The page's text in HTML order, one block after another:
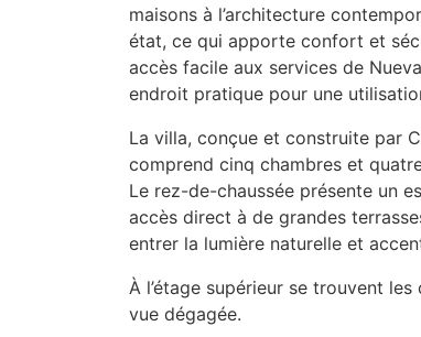
maisons à l’architecture
état, ce qui apporte confort et
accès facile aux services de
endroit pratique pour une
La villa, conçue et construite par
comprend cinq chambres et
Le rez-de-chaussée présente un
accès direct à de grandes
entrer la lumière naturelle et
À l’étage supérieur se trouvent
vue dégagée.